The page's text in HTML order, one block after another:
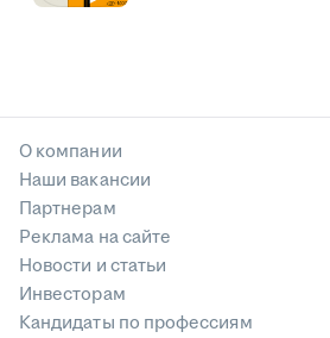
О компании
Наши вакансии
Партнерам
Реклама на сайте
Новости и статьи
Инвесторам
Кандидаты по профессиям